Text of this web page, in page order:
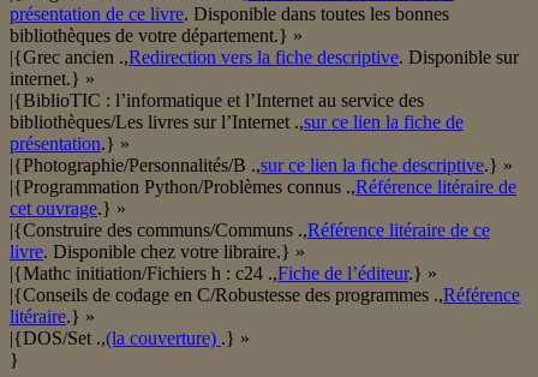
présentation de ce livre. Disponible dans toutes les bonnes
bibliothèques de votre département.} »
|{Grec ancien .,Redirection vers la fiche descriptive. Disponible sur
internet.} »
|{BiblioTIC : l’informatique et l’Internet au service des
bibliothèques/Les livres sur l’Internet .,sur ce lien la fiche de
présentation.} »
|{Photographie/Personnalités/B .,sur ce lien la fiche descriptive.} »
|{Programmation Python/Problèmes connus .,Référence litéraire de
cet ouvrage.} »
|{Construire des communs/Communs .,Référence litéraire de ce
livre. Disponible chez votre libraire.} »
|{Mathc initiation/Fichiers h : c24 .,Fiche de l’éditeur.} »
|{Conseils de codage en C/Robustesse des programmes .,Référence
litéraire.} »
|{DOS/Set .,(la couverture) .} »
}